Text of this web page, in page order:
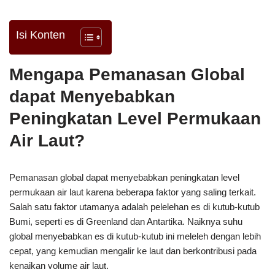
Isi Konten
Mengapa Pemanasan Global
dapat Menyebabkan
Peningkatan Level Permukaan
Air Laut?
Pemanasan global dapat menyebabkan peningkatan level
permukaan air laut karena beberapa faktor yang saling terkait.
Salah satu faktor utamanya adalah pelelehan es di kutub-kutub
Bumi, seperti es di Greenland dan Antartika. Naiknya suhu
global menyebabkan es di kutub-kutub ini meleleh dengan lebih
cepat, yang kemudian mengalir ke laut dan berkontribusi pada
kenaikan volume air laut.